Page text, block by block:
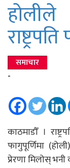
समाचार
-
काठमाडौँ ।
फागुपूर्णिमा
प्रेरणा मिलोस्